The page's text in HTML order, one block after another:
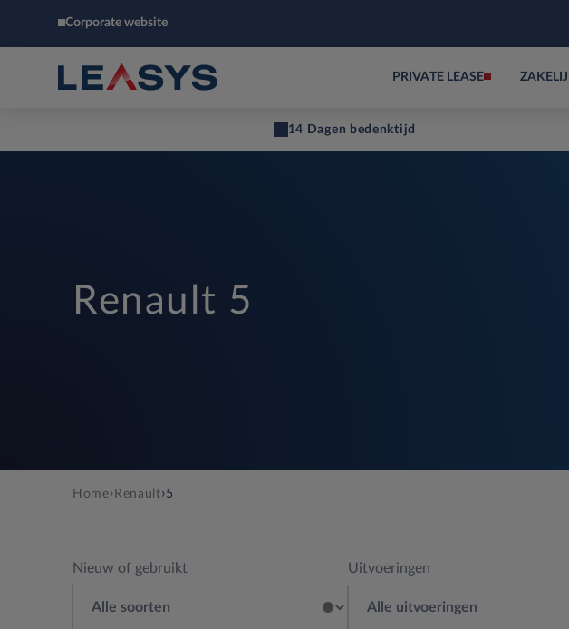
Corporate website
PRIVATE LEASE
14 Dagen bedenktijd
Renault 5
Home› Renault›5
Nieuw of gebruikt Uitvoeringen